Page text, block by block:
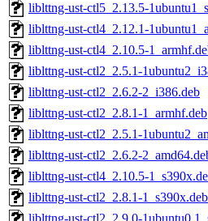
liblttng-ust-ctl5_2.13.5-
liblttng-ust-ctl4_2.12.1-
liblttng-ust-ctl4_2.10.5-
liblttng-ust-ctl2_2.5.1-
liblttng-ust-ctl2_2.6.2-2_i386.deb
liblttng-ust-ctl2_2.8.1-1_armhf.deb
liblttng-ust-ctl2_2.5.1-
liblttng-ust-ctl2_2.6.2-
liblttng-ust-ctl4_2.10.5-
liblttng-ust-ctl2_2.8.1-1_s390x.deb